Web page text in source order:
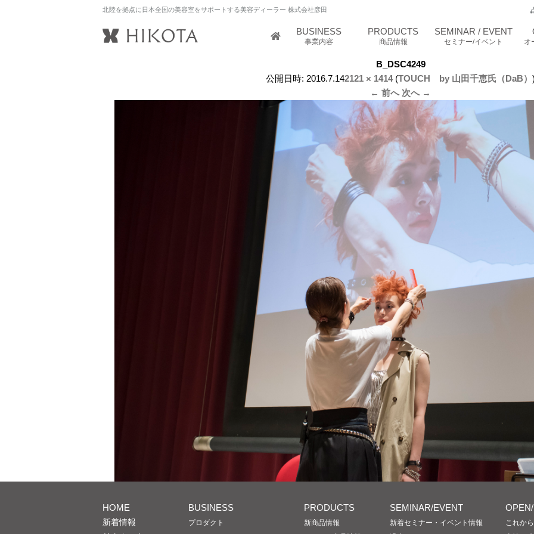
北陸を拠点に日本全国の美容室をサポートする美容ディーラー 株式会社彦田
BUSINESS
事業内容
PRODUCTS
商品情報
SEMINAR / EVENT
セミナー/イベント オ
B_DSC4249
公開日時: 2016.7.142121 × 1414(TOUCH by 山田千恵氏（DaB）
← 前へ 次へ →
HOME
新着情報
BUSINESS
プロダクト
PRODUCTS
新商品情報
SEMINAR/EVENT
新着セミナー・イベント情報
これか